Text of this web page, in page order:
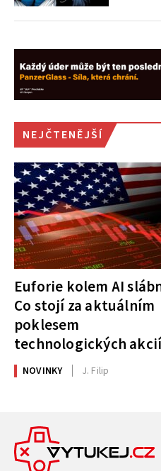
NEJČTENĚJŠÍ
Euforie kolem AI
Co stojí za aktuálním
poklesem
technologických
NOVINKY J. Filip